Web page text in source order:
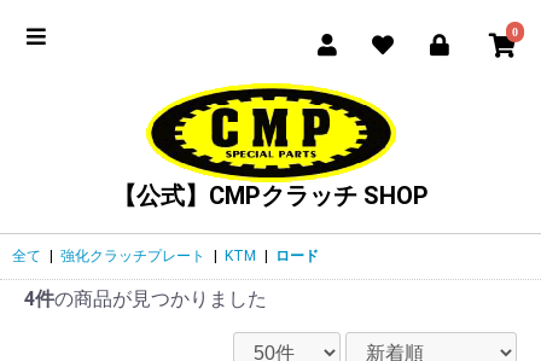
0
【公式】CMPクラッチ SHOP
全て 強化クラッチプレート KTM ロード
4件の商品が見つかりました